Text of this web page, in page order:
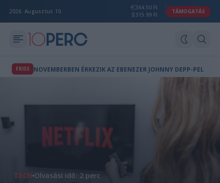
2026. Augusztus 10.
364.50 Ft
315.99 Ft
TÁMOGATÁS
FRISS NOVEMBERBEN ÉRKEZIK AZ EBENEZER JOHNNY DEPP-PEL
TECH Olvasási idő: 2 perc